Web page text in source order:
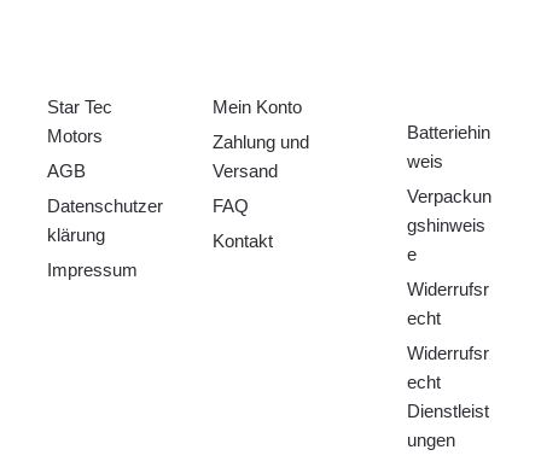
Star Tec
Motors
AGB
Datenschutzer
klärung
Impressum
Mein Konto
Zahlung und
Versand
FAQ
Kontakt
Batteriehin
weis
Verpackun
gshinweis
e
Widerrufsr
echt
Widerrufsr
echt
Dienstleist
ungen